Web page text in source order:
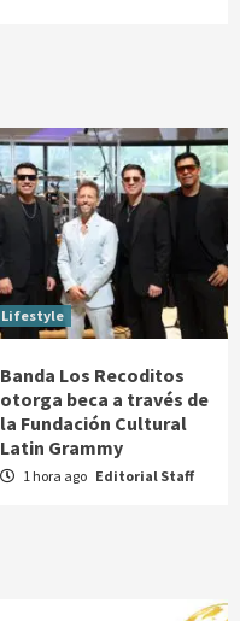
Lifestyle
Banda Los Recoditos
otorga beca a través de
la Fundación Cultural
Latin Grammy
1 hora ago Editorial Staff